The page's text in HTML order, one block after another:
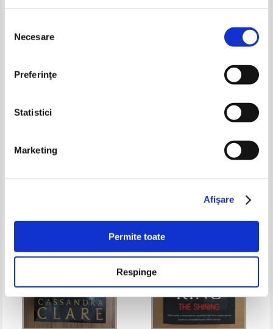
consimțământului
Necesare
Preferinţe
Statistici
Marketing
Afişare
Permite toate
Respinge
Pret:
Lei